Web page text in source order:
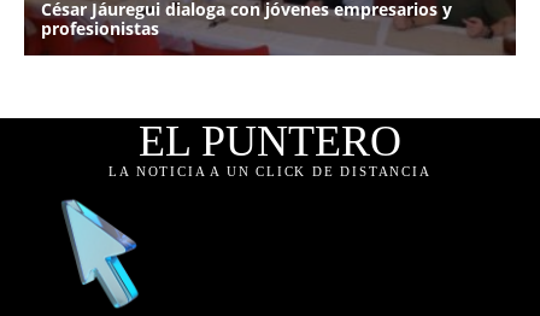
EL PUNTERO
LA NOTICIA A UN CLICK DE DISTANCIA